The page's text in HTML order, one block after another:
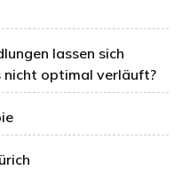
lassen sich
nicht optimal verläuft?